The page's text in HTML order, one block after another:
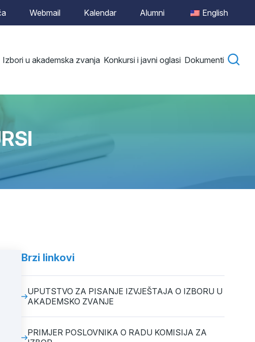
Webmail Kalendar Alumni English
Izbori u akademska zvanja Konkursi i javni oglasi Dokumenti
Brzi linkovi
UPUTSTVO ZA PISANJE IZVJEŠTAJA O IZBORU U
AKADEMSKO ZVANJE
PRIMJER POSLOVNIKA O RADU KOMISIJA ZA